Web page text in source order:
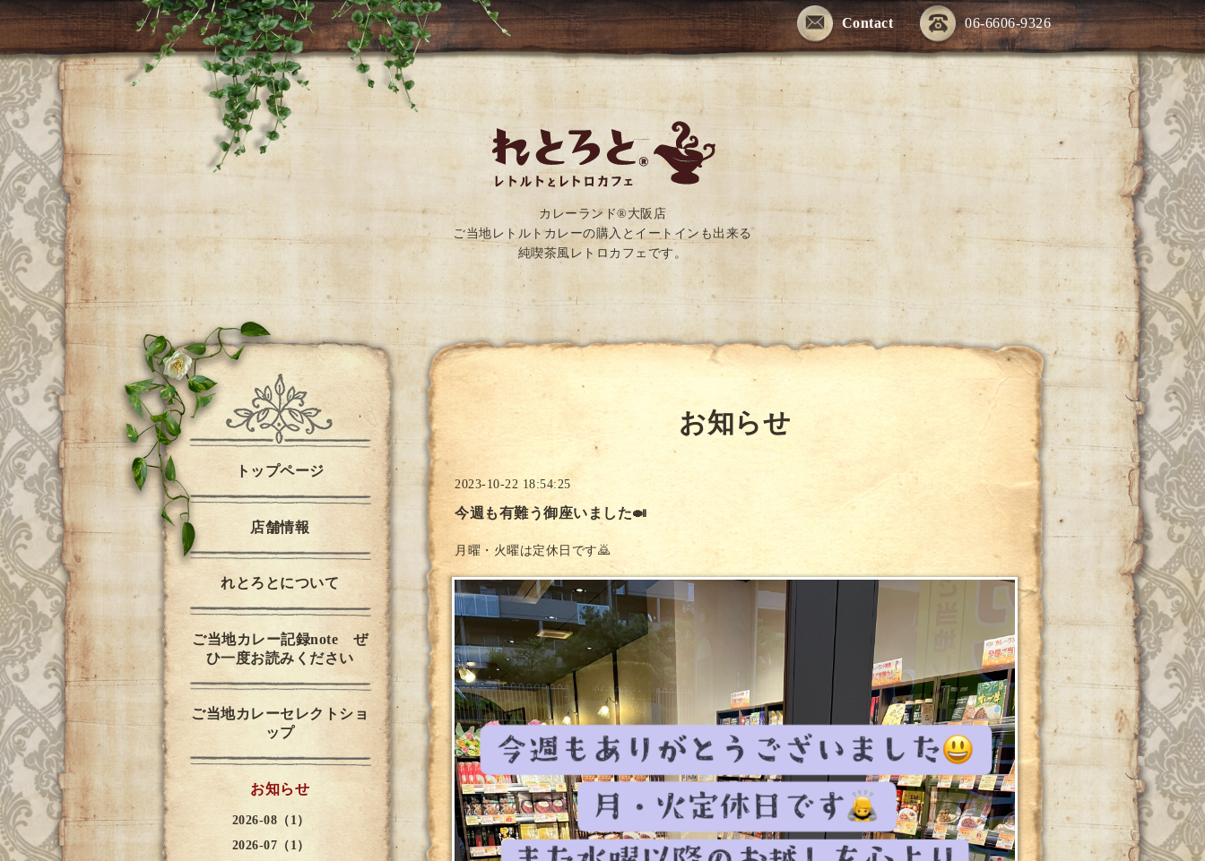
06-6606-9326
Contact
カレーランド®大阪店
ご当地レトルトカレーの購入とイートインも出来る
純喫茶風レトロカフェです。
お知らせ
2023-10-22 18:54:25
今週も有難う御座いました🍛
月曜・火曜は定休日です🙇
トップページ
店舗情報
れとろとについて
ご当地カレー記録note ぜ
ひ一度お読みください
ご当地カレーセレクトショ
ップ
お知らせ
2026-08（1）
2026-07（1）